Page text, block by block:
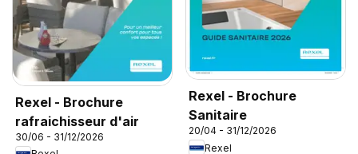
Rexel - Brochure
rafraichisseur d'air
30/06 - 31/12/2026
Rexel - Brochure
Sanitaire
20/04 - 31/12/2026
Rexel